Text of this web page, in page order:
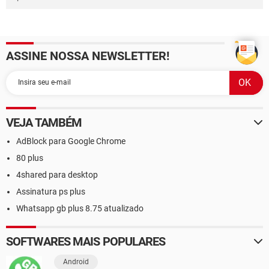
ASSINE NOSSA NEWSLETTER!
VEJA TAMBÉM
AdBlock para Google Chrome
80 plus
4shared para desktop
Assinatura ps plus
Whatsapp gb plus 8.75 atualizado
SOFTWARES MAIS POPULARES
Android